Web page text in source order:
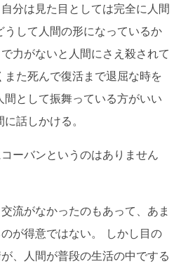
分は見た目としては完全に人間
うして人間の形になっているか
力がないと人間にさえ殺されて
また死んで復活まで退屈な時を
として振舞っている方がいい
話しかける。
ーバンというのはありません
流がなかったのもあって、あま
が得意ではない。 しかし目の
、人間が普段の生活の中でする